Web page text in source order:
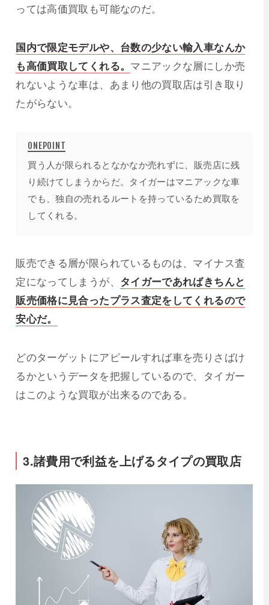
っては高価買取も可能なのだ。
国内で限定モデルや、台数の少ない輸入車なんか
も高価買取してくれる。 マニアックな層にしか売
れないような車は、あまり他の買取店は引き取り
たがらない。
買う人が限られるとなかなか売れずに、販売店に残
り続けてしまうからだ。タイガーはマニアックな車
でも、独自の売れるルートを持っているため買取を
してくれる。
販売できる層が限られているものは、マイナス査
定になってしまうが、 タイガーであればきちんと
販売価格に見合ったプラス査定をしてくれるので
安心だ。
どのターゲットにアピールすれば車を売りさばけ
るかというデータを把握しているので、タイガー
はこのような買取が出来るのである。
3.諸費用で利益を上げるタイプの買取店